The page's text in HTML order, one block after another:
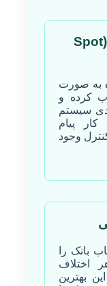
۲. انبارگردانی‌های تصادفی (Spot
به صورت
کرده و
سیستم
پیام
وجود
بانک را
اختلاف
بهترین